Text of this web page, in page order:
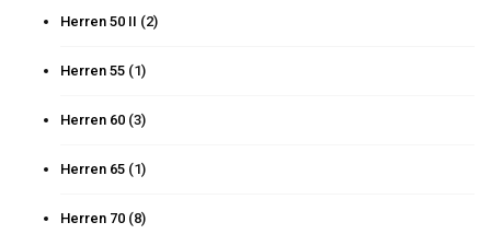
Herren 50 II (2)
Herren 55 (1)
Herren 60 (3)
Herren 65 (1)
Herren 70 (8)